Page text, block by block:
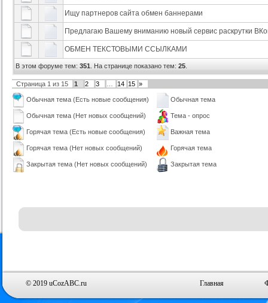
Ищу партнеров сайта обмен баннерами
Предлагаю Вашему вниманию новый сервис раскрутки
ОБМЕН ТЕКСТОВЫМИ ССЫЛКАМИ
В этом форуме тем: 351 . На странице показано тем: 25
Страница 1 из 15 1 2 3 14 15 »
Обычная тема (Есть новые сообщения) Обычная тема
Обычная тема (Нет новых сообщений) Тема - опрос
Горячая тема (Есть новые сообщения) Важная тема
Горячая тема (Нет новых сообщений) Горячая тема
Закрытая тема (Нет новых сообщений) Закрытая тема
© 2019 uCozABC.ru Главная